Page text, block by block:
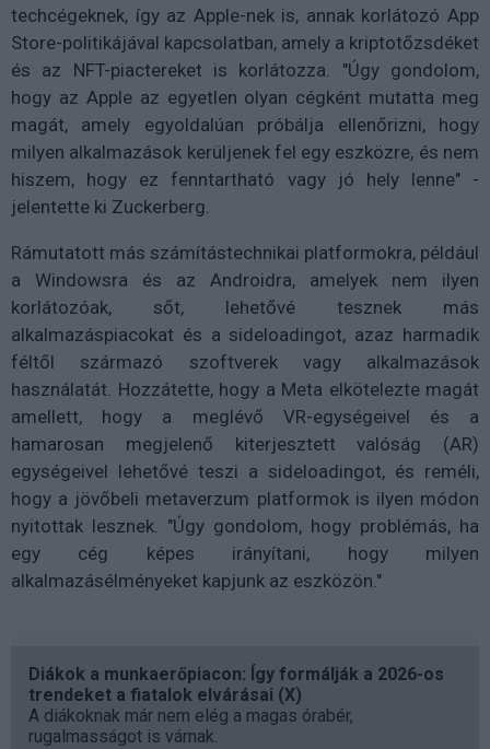
techcégeknek, így az Apple-nek is, annak korlátozó App
Store-politikájával kapcsolatban, amely a kriptotőzsdéket
és az NFT-piactereket is korlátozza. "Úgy gondolom,
hogy az Apple az egyetlen olyan cégként mutatta meg
magát, amely egyoldalúan próbálja ellenőrizni, hogy
milyen alkalmazások kerüljenek fel egy eszközre, és nem
hiszem, hogy ez fenntartható vagy jó hely lenne" -
jelentette ki Zuckerberg.
Rámutatott más számítástechnikai platformokra, például
a Windowsra és az Androidra, amelyek nem ilyen
korlátozóak, sőt, lehetővé tesznek más
alkalmazáspiacokat és a sideloadingot, azaz harmadik
féltől származó szoftverek vagy alkalmazások
használatát. Hozzátette, hogy a Meta elkötelezte magát
amellett, hogy a meglévő VR-egységeivel és a
hamarosan megjelenő kiterjesztett valóság (AR)
egységeivel lehetővé teszi a sideloadingot, és reméli,
hogy a jövőbeli metaverzum platformok is ilyen módon
nyitottak lesznek. "Úgy gondolom, hogy problémás, ha
egy cég képes irányítani, hogy milyen
alkalmazásélményeket kapjunk az eszközön."
Diákok a munkaerőpiacon: Így formálják a 2026-os
trendeket a fiatalok elvárásai (X)
A diákoknak már nem elég a magas órabér,
rugalmasságot is várnak.